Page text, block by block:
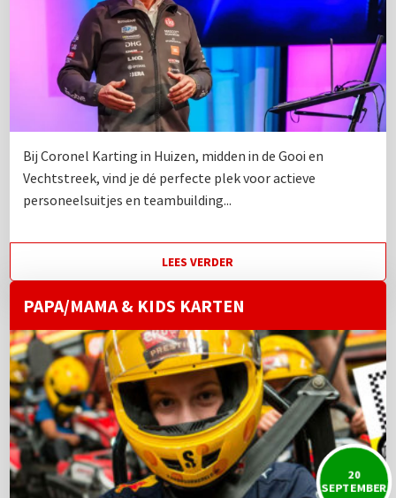
Bij Coronel Karting in Huizen, midden in de Gooi en
Vechtstreek, vind je dé perfecte plek voor actieve
personeelsuitjes en teambuilding...
LEES VERDER
PAPA/MAMA & KIDS KARTEN
20
SEPTEMBER